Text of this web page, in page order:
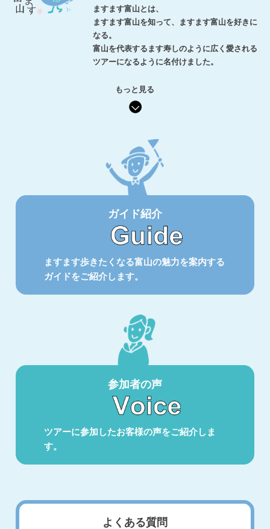
ますます富山とは、
ますます富山を知って、ますます富山を好きに
なる。
富山を代表するます寿しのように広く愛される
ツアーになるように名付けました。
もっと見る
ガイド紹介
ますます歩きたくなる富山の魅力を案内する
ガイドをご紹介します。
参加者の声
ツアーに参加したお客様の声をご紹介しま
す。
よくある質問